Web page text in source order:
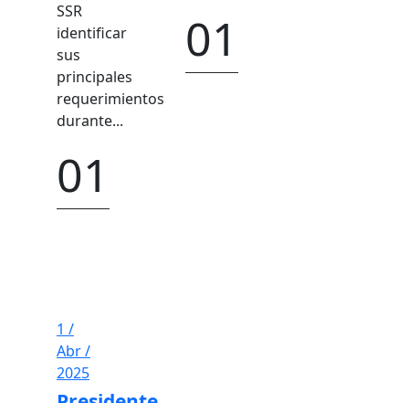
SSR
identificar
sus
principales
requerimientos
durante...
01
01
1 /
Abr /
2025